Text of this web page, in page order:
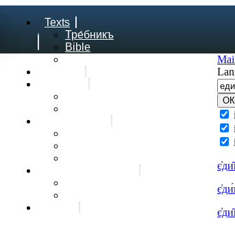
Texts
Тре́бникъ
Bible